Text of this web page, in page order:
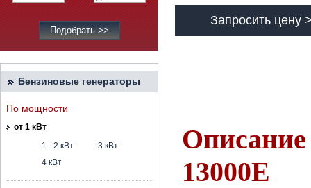
Бензиновые генераторы
По мощности
от 1 кВт
1 - 2 кВт
3 кВт
4 кВт
Запросить цену
Описание
13000E